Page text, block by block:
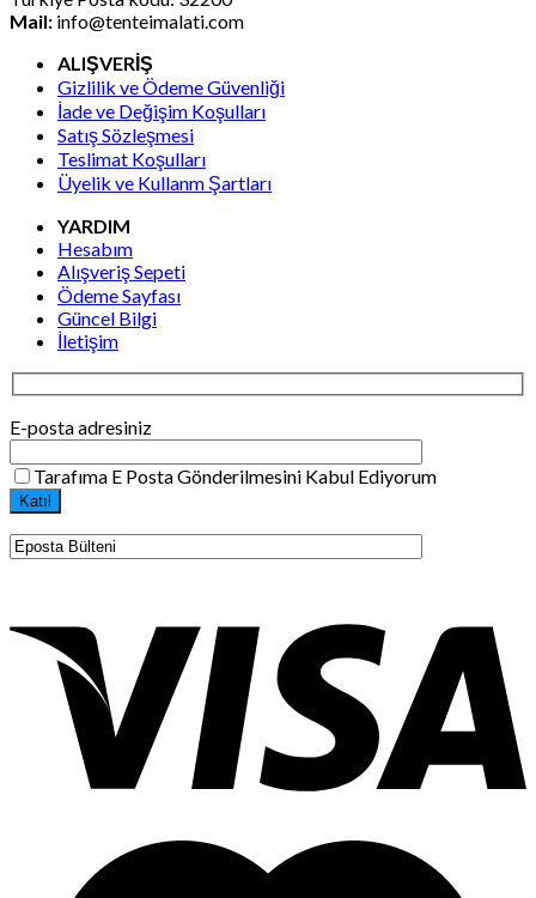
Mail: info@tenteimalati.com
ALIŞVERİŞ
Gizlilik ve Ödeme Güvenliği
İade ve Değişim Koşulları
Satış Sözleşmesi
Teslimat Koşulları
Üyelik ve Kullanm Şartları
YARDIM
Hesabım
Alışveriş Sepeti
Ödeme Sayfası
Güncel Bilgi
İletişim
E-posta adresiniz
Tarafıma E Posta Gönderilmesini Kabul Ediyorum